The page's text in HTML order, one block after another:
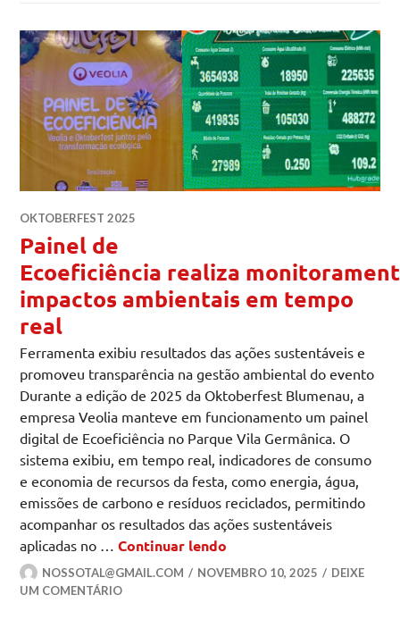
OKTOBERFEST 2025
Painel de
Ecoeficiência realiza
impactos ambientais em tempo
real
Ferramenta exibiu resultados das ações sustentáveis e
promoveu transparência na gestão ambiental do evento
Durante a edição de 2025 da Oktoberfest Blumenau, a
empresa Veolia manteve em funcionamento um painel
digital de Ecoeficiência no Parque Vila Germânica. O
sistema exibiu, em tempo real, indicadores de consumo
e economia de recursos da festa, como energia, água,
emissões de carbono e resíduos reciclados, permitindo
acompanhar os resultados das ações sustentáveis
aplicadas no …Continuar lendo
NOSSOTAL@GMAIL.COM NOVEMBRO 10, 2025
DEIXE
UM COMENTÁRIO